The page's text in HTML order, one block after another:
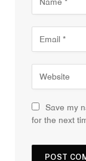
Save my
for the next